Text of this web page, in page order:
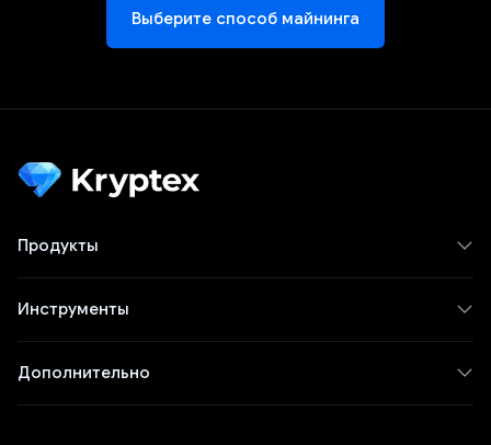
Выберите способ майнинга
Продукты
Инструменты
Дополнительно